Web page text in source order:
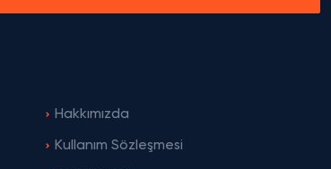
Hakkımızda
Kullanım Sözleşmesi